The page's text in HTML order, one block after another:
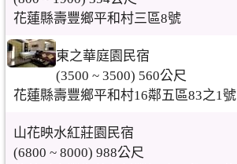
花蓮縣壽豐鄉平和村三區8號
東之華庭園民宿
(3500 ~ 3500) 560公尺
花蓮縣壽豐鄉平和村16鄰五區83之1號
山花映水紅莊園民宿
(6800 ~ 8000) 988公尺